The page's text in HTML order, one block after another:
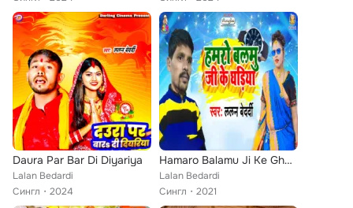
Daura Par Bar Di Diyariya
Lalan Bedardi
Сингл
2024
Hamaro Balamu Ji Ke Ghadiya
Lalan Bedardi
Сингл
2021